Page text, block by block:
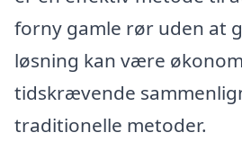
forny gamle rør uden at
løsning kan være
tidskrævende
traditionelle metoder.